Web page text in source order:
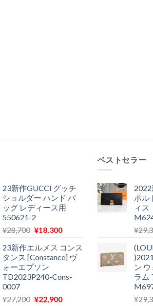
23新作GUCCI グッチ
ショルダー ハンド バ
ッグ レディース用
550621-2
¥28,700 元
価
格
は
¥28,700
し
¥18,300現
の
価
は
で
23新作エルメス コンス
タンス [Constance] ヴ
ォーエプソン
TD2023P240-Cons-
0007
¥27,200 元
¥22,900現
ベストセラー
ポル
ィ
¥
ン
ラム
¥